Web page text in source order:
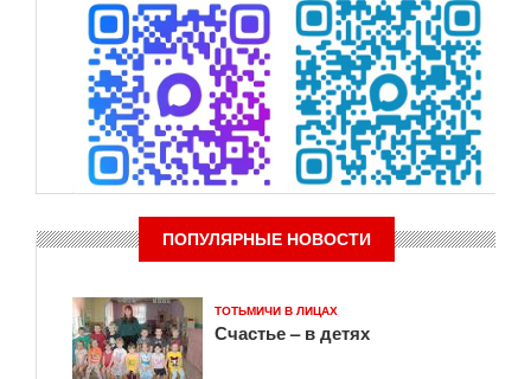
ПОПУЛЯРНЫЕ НОВОСТИ
ТОТЬМИЧИ В ЛИЦАХ
Счастье – в детях